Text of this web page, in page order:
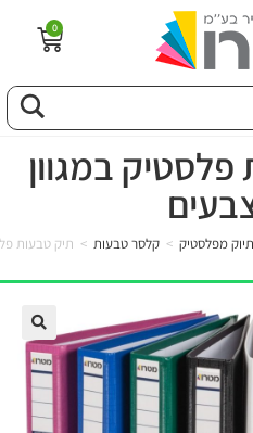
0
במגוון
מפלסטיק > קלסר טבעות > תיק טבעות